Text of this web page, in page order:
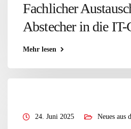
Fachlicher
Abstecher in die IT-
Mehr lesen
24. Juni 2025 Neues aus